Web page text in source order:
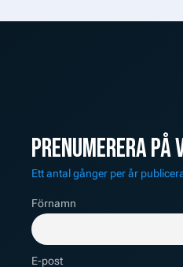
PRENUMERERA
Ett antal gånger per år
Förnamn
E-post